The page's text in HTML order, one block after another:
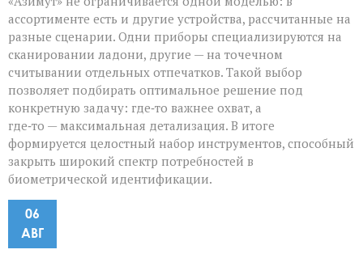
ассортименте есть и другие устройства, рассчитанные на
разные сценарии. Одни приборы специализируются на
сканировании ладони, другие — на точечном
считывании отдельных отпечатков. Такой выбор
позволяет подбирать оптимальное решение под
конкретную задачу: где‑то важнее охват, а
где‑то — максимальная детализация. В итоге
формируется целостный набор инструментов, способный
закрыть широкий спектр потребностей в
биометрической идентификации.
06
АВГ